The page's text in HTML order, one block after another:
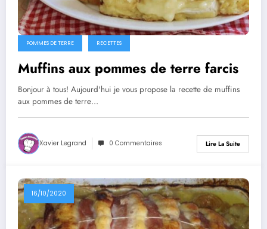
POMMES DE TERRE RECETTES
Muffins aux pommes de terre farcis
Bonjour à tous! Aujourd'hui je vous propose la recette de muffins
aux pommes de terre…
Xavier Legrand 0 Commentaires Lire La Suite
16/10/2020